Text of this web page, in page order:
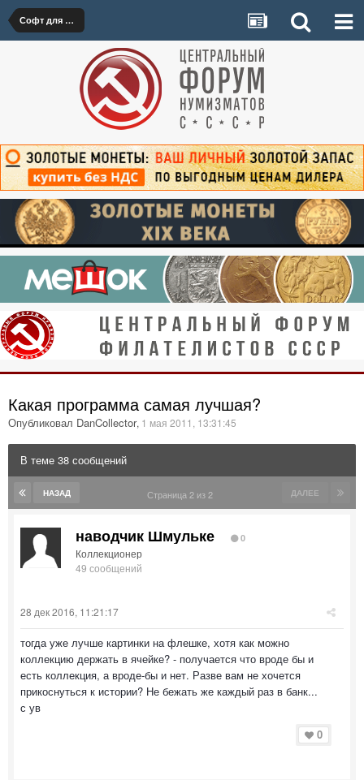
Софт для нумизматов
Какая программа самая лучшая?
Опубликовал DanCollector, 1 мая 2011, 13:31:45
В теме 38 сообщений
НАЗАД ДАЛЕЕ
Страница 2 из 2
наводчик Шмульке 0
Коллекционер
49 сообщений
28 дек 2016, 11:21:17
тогда уже лучше картинки на флешке, хотя как можно
коллекцию держать в ячейке? - получается что вроде бы и
есть коллекция, а вроде-бы и нет. Разве вам не хочется
прикоснуться к истории? Не бежать же каждый раз в банк...
с ув
0